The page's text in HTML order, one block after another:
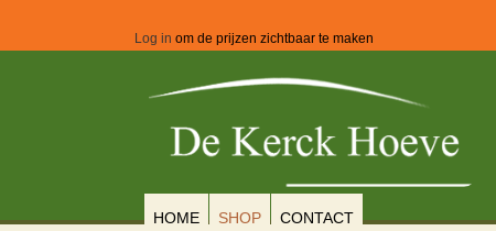
Log in om de prijzen zichtbaar te maken
HOME SHOP CONTACT